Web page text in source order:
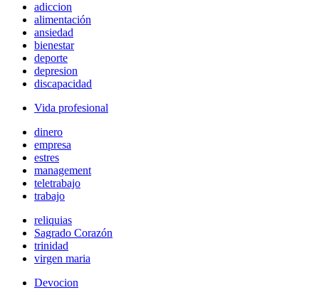
adiccion
alimentación
ansiedad
bienestar
deporte
depresion
discapacidad
Vida profesional
dinero
empresa
estres
management
teletrabajo
trabajo
reliquias
Sagrado Corazón
trinidad
virgen maria
Devocion